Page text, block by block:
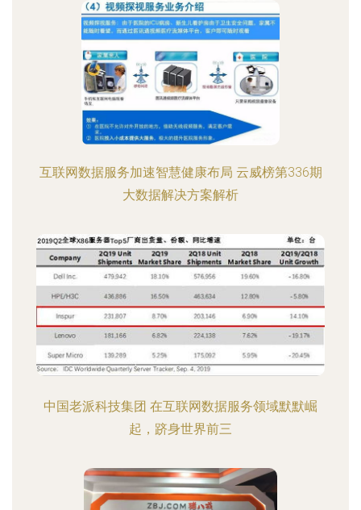
互联网数据服务加速智慧健康布局 云威榜第336期
大数据解决方案解析
中国老派科技集团 在互联网数据服务领域默默崛
起，跻身世界前三